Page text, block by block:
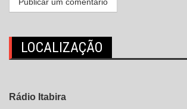
LOCALIZAÇÃO
Rádio Itabira